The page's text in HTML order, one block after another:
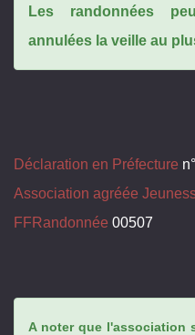
Les randonnées
annulées la veille au
Déclaration en Préfecture
Association agréée
FFRandonnée 00507
A noter que l'association